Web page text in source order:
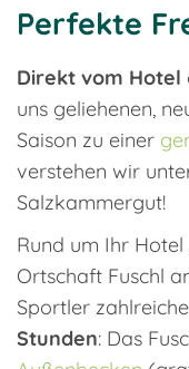
Perfekte
Direkt vom Hotel
uns geliehenen,
Saison zu einer
verstehen wir
Salzkammergut!
Rund um Ihr
Ortschaft Fuschl
Sportler
Stunden: Das